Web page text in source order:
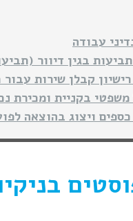
עבודה
תביעות בגין דיוור
קבלן שירות
משפטי בקניית ומכירת
כספים ויצוג בהוצאה
ב